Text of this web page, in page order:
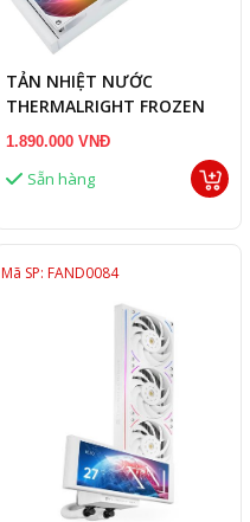
TẢN NHIỆT NƯỚC
THERMALRIGHT FROZEN
NOTTE 360 ARGB V2
1.890.000 VNĐ
Sẵn hàng
Mã SP: FAND0084